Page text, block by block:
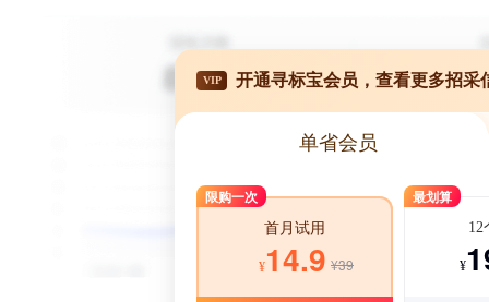
VIP 开通寻标宝会员，查看更多招采
单省会员
限购一次
首月试用
¥14.9 ¥39
最划算
12
¥